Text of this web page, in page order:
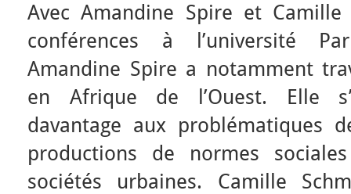
Avec Amandine Spire et
conférences à l’université
Amandine Spire a notamment
en Afrique de l’Ouest. Elle
davantage aux
productions de normes
sociétés urbaines. Camille